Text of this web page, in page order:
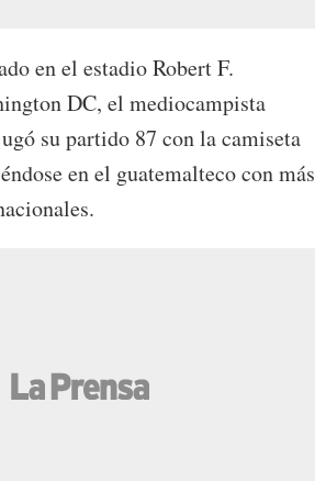
en el estadio Robert F.
DC, el mediocampista
su partido 87 con la camiseta
en el guatemalteco con más